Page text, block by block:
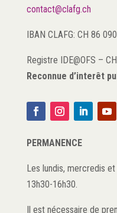
contact@clafg.ch
IBAN CLAFG: CH 86
Registre IDE@OFS –
Reconnue d’interêt
PERMANENCE
Les lundis, mercredis
13h30-16h30.
Il est nécessaire de